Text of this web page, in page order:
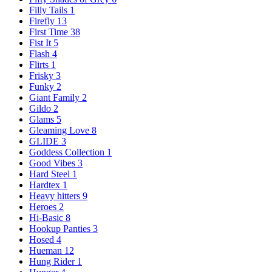
Filly Tails 1
Firefly 13
First Time 38
Fist It 5
Flash 4
Flirts 1
Frisky 3
Funky 2
Giant Family 2
Gildo 2
Glams 5
Gleaming Love 8
GLIDE 3
Goddess Collection 1
Good Vibes 3
Hard Steel 1
Hardtex 1
Heavy hitters 9
Heroes 2
Hi-Basic 8
Hookup Panties 3
Hosed 4
Hueman 12
Hung Rider 1